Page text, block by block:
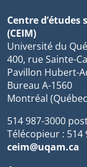
Centre
(CEIM)
Université du
400, rue Sainte-
Pavillon Hubert-
Bureau A-1560
Montréal
514 987-3000
Télécopieur : 514
ceim@uqam.ca